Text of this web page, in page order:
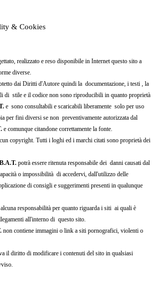
& Cookies
realizzato e reso disponibile in Internet questo sito a
diverse.
dai Diritti d'Autore quindi la documentazione, i testi , la
di stile e il codice non sono riproducibili in quanto proprietà
e sono consultabili e scaricabili liberamente solo per uso
per fini diversi se non preventivamente autorizzata dal
e comunque citandone correttamente la fonte.
copyright. Tutti i loghi ed i marchi citati sono proprietà dei
potrà essere ritenuta responsabile dei danni causati dal
o impossibilità di accedervi, dall'utilizzo delle
di consigli e suggerimenti presenti in qualunque
responsabilità per quanto riguarda i siti ai quali è
all'interno di questo sito.
non contiene immagini o link a siti pornografici, violenti o
il diritto di modificare i contenuti del sito in qualsiasi